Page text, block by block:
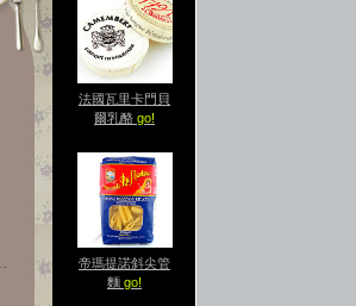
法國瓦里卡門貝
爾乳酪 go!
帝瑪提諾斜尖管
麵 go!